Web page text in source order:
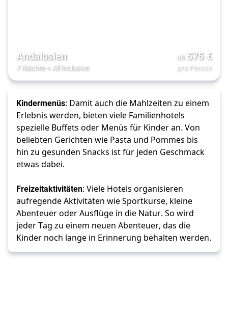
Andalusien
7 Nächte+ All Inclusive
ab 575€
pro Person
Kindermenüs: Damit auch die Mahlzeiten zu einem
Erlebnis werden, bieten viele Familienhotels
spezielle Buffets oder Menüs für Kinder an. Von
beliebten Gerichten wie Pasta und Pommes bis
hin zu gesunden Snacks ist für jeden Geschmack
etwas dabei.
Freizeitaktivitäten: Viele Hotels organisieren
aufregende Aktivitäten wie Sportkurse, kleine
Abenteuer oder Ausflüge in die Natur. So wird
jeder Tag zu einem neuen Abenteuer, das die